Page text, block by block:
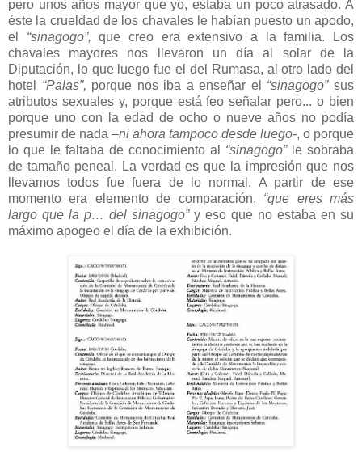
pero unos años mayor que yo, estaba un poco atrasado. A
éste la crueldad de los chavales le habían puesto un apodo,
el “sinagogo”, que creo era extensivo a la familia. Los
chavales mayores nos llevaron un día al solar de la
Diputación, lo que luego fue el del Rumasa, al otro lado del
hotel “Palas”, porque nos iba a enseñar el “sinagogo”sus
atributos sexuales y, porque está feo señalar pero... o bien
porque uno con la edad de ocho o nueve años no podía
presumir de nada –ni ahora tampoco desde luego-, o porque
lo que le faltaba de conocimiento al “sinagogo” le sobraba
de tamaño peneal. La verdad es que la impresión que nos
llevamos todos fue fuera de lo normal. A partir de ese
momento era elemento de comparación, “que eres más
largo que la p… del sinagogo”y eso que no estaba en su
máximo apogeo el día de la exhibición.